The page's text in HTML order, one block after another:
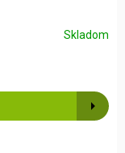
Skladom